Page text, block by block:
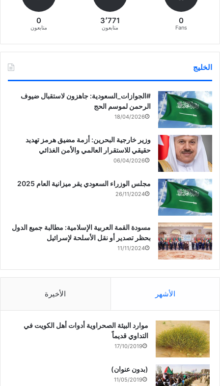
0
Fans
3٬771
متابعون
0
متابعون
الخليج
‏‎#الجوازات_السعودية: جاهزون لاستقبال ضيوف
الرحمن لموسم الحج
18/04/2026
وزير خارجية البحرين: أزمة مضيق هرمز تهديد
حقيقي للاستقرار العالمي والأمن الغذائي
06/04/2026
مجلس الوزراء السعودي يقر ميزانية العام 2025
26/11/2024
مسودة القمة العربية الإسلامية: مطالبة جميع الدول
بحظر تصدير أو نقل الأسلحة لإسرائيل
11/11/2024
الأشهر الأخيرة
موارد البيئة الصحراوية أدوات أهل الكويت في
التداوي قديماً
17/10/2019
(بدون عنوان)
11/05/2019